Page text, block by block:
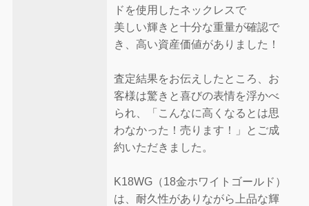
ドを使用したネックレスで
美しい輝きと十分な重量が確認で
き、高い資産価値がありました！
査定結果をお伝えしたところ、お
客様は驚きと喜びの表情を浮かべ
られ、「こんなに高くなるとは思
わなかった！売ります！」とご成
約いただきました。
K18WG（18金ホワイトゴールド）
は、耐久性がありながら上品な輝